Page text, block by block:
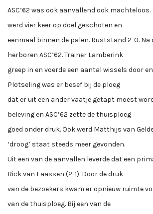
ASC’62 was ook aanvallend ook
werd vier keer op doel geschoten en
eenmaal binnen de palen. Ruststand 2-0. Na
herboren ASC’62. Trainer Lamberink
greep in en voerde een aantal wissels door
Plotseling was er besef bij de ploeg
dat er uit een ander vaatje getapt moest
beleving en ASC’62 zette de thuisploeg
goed onder druk. Ook werd Matthijs van
‘droog’ staat steeds meer gevonden.
Uit een van de aanvallen leverde dat een
Rick van Faassen (2-1). Door de druk
van de bezoekers kwam er opnieuw ruimte
van de thuisploeg. Bij een van de